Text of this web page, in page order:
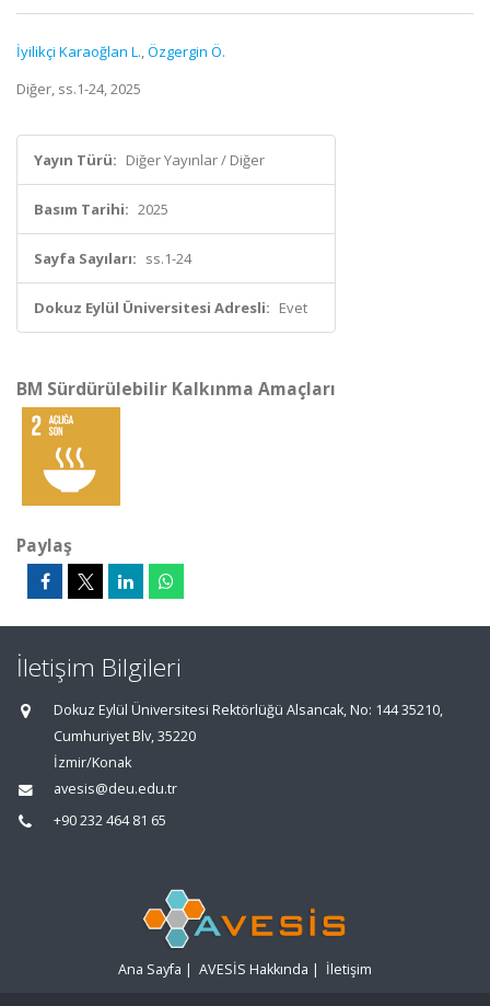
İyilikçi Karaoğlan L.,Özgergin Ö.
Diğer, ss.1-24, 2025
Yayın Türü: Diğer Yayınlar / Diğer
Basım Tarihi: 2025
Sayfa Sayıları: ss.1-24
Dokuz Eylül Üniversitesi Adresli: Evet
BM Sürdürülebilir Kalkınma Amaçları
Paylaş
İletişim Bilgileri
Dokuz Eylül Üniversitesi Rektörlüğü Alsancak, No: 144 35210,
Cumhuriyet Blv, 35220
İzmir/Konak
avesis@deu.edu.tr
+90 232 464 81 65
Ana Sayfa | AVESİS Hakkında | İletişim